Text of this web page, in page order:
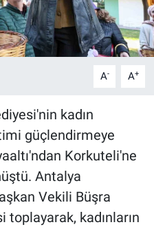
A- A+
kadın
güçlendirmeye
Korkuteli'ne
Antalya
Vekili Büşra
kadınların